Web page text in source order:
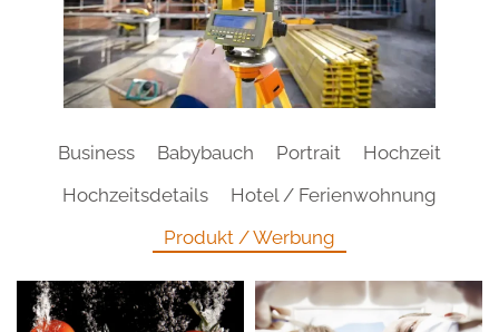
Business Babybauch Portrait
Hochzeit
Hochzeitsdetails
Hotel / Ferienwohnung
Produkt / Werbung